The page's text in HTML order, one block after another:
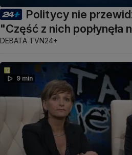
Politycy nie
"Część z nich popłynęła
DEBATA TVN24+
9 min